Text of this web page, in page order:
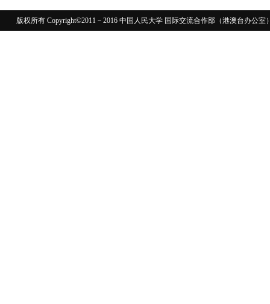
版权所有 Copyright©2011－2016 中国人民大学 国际交流合作部（港澳台办